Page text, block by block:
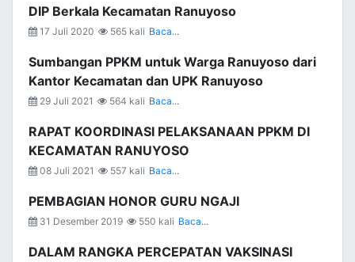
DIP Berkala Kecamatan Ranuyoso
17 Juli 2020 565 kali Baca...
Sumbangan PPKM untuk Warga Ranuyoso dari
Kantor Kecamatan dan UPK Ranuyoso
29 Juli 2021 564 kali Baca...
RAPAT KOORDINASI PELAKSANAAN PPKM DI
KECAMATAN RANUYOSO
08 Juli 2021 557 kali Baca...
PEMBAGIAN HONOR GURU NGAJI
31 Desember 2019 550 kali Baca...
DALAM RANGKA PERCEPATAN VAKSINASI